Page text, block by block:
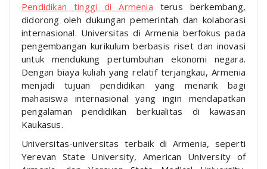
Pendidikan tinggi di Armenia terus berkembang,
didorong oleh dukungan pemerintah dan kolaborasi
internasional. Universitas di Armenia berfokus pada
pengembangan kurikulum berbasis riset dan inovasi
untuk mendukung pertumbuhan ekonomi negara.
Dengan biaya kuliah yang relatif terjangkau, Armenia
menjadi tujuan pendidikan yang menarik bagi
mahasiswa internasional yang ingin mendapatkan
pengalaman pendidikan berkualitas di kawasan
Kaukasus.
Universitas-universitas terbaik di Armenia, seperti
Yerevan State University, American University of